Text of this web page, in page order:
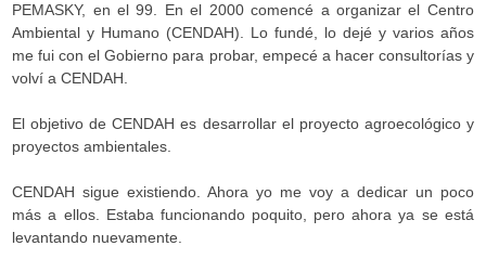
PEMASKY, en el 99. En el 2000 comencé a organizar el Centro
Ambiental y Humano (CENDAH). Lo fundé, lo dejé y varios años
me fui con el Gobierno para probar, empecé a hacer consultorías y
volví a CENDAH.
El objetivo de CENDAH es desarrollar el proyecto agroecológico y
proyectos ambientales.
CENDAH sigue existiendo. Ahora yo me voy a dedicar un poco
más a ellos. Estaba funcionando poquito, pero ahora ya se está
levantando nuevamente.